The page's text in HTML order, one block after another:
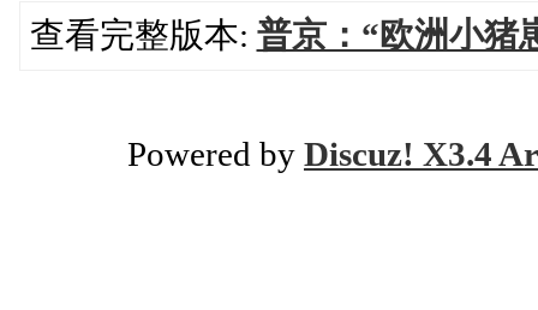
查看完整版本: 普京：“欧洲小猪
Powered by Discuz! X3.4